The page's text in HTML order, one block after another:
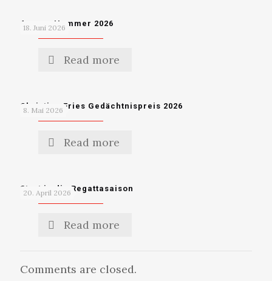
18. Juni 2026
Ammer Hammer 2026
Read more
8. Mai 2026
Christian Fries Gedächtnispreis 2026
Read more
20. April 2026
Start in die Regattasaison
Read more
Comments are closed.